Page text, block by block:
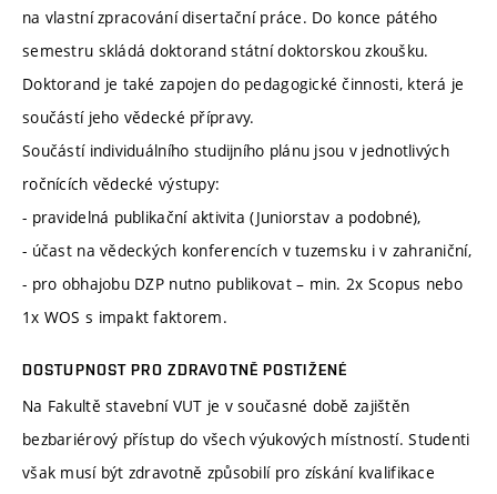
na vlastní zpracování disertační práce. Do konce pátého
semestru skládá doktorand státní doktorskou zkoušku.
Doktorand je také zapojen do pedagogické činnosti, která je
součástí jeho vědecké přípravy.
Součástí individuálního studijního plánu jsou v jednotlivých
ročnících vědecké výstupy:
- pravidelná publikační aktivita (Juniorstav a podobné),
- účast na vědeckých konferencích v tuzemsku i v zahraniční,
- pro obhajobu DZP nutno publikovat – min. 2x Scopus nebo
1x WOS s impakt faktorem.
DOSTUPNOST PRO ZDRAVOTNĚ POSTIŽENÉ
Na Fakultě stavební VUT je v současné době zajištěn
bezbariérový přístup do všech výukových místností. Studenti
však musí být zdravotně způsobilí pro získání kvalifikace